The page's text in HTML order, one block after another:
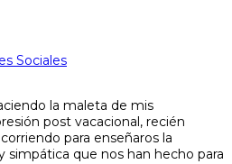
Sociales
la maleta de mis
post vacacional, recién
para enseñaros la
que nos han hecho para